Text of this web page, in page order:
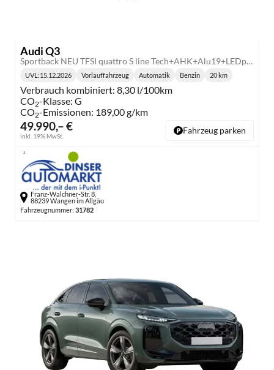
Audi Q3
Sportback NEU TFSI quattro S line Tech+AHK+Alu19+LEDplus+KlimaPlus+ExtSchwarz
49.990,– €
inkl. 19% MwSt.
Lieferzeit:
UVL :15.12.2026 Vorlauffahrzeug
Getriebe:
Automatik
Kraftstoff:
Benzin
Kilometerstand:
20 km
Verbrauch kombiniert: 8,30 l/100km
CO2-Klasse: G
CO2-Emissionen: 189,00 g/km
Fahrzeug parken
Franz-Walchner-Str. 8,
88239 Wangen im Allgäu
Fahrzeugnummer: 31782